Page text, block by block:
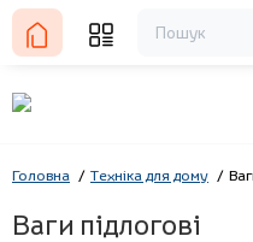
Головна Техніка для дому
Ваги підлогові